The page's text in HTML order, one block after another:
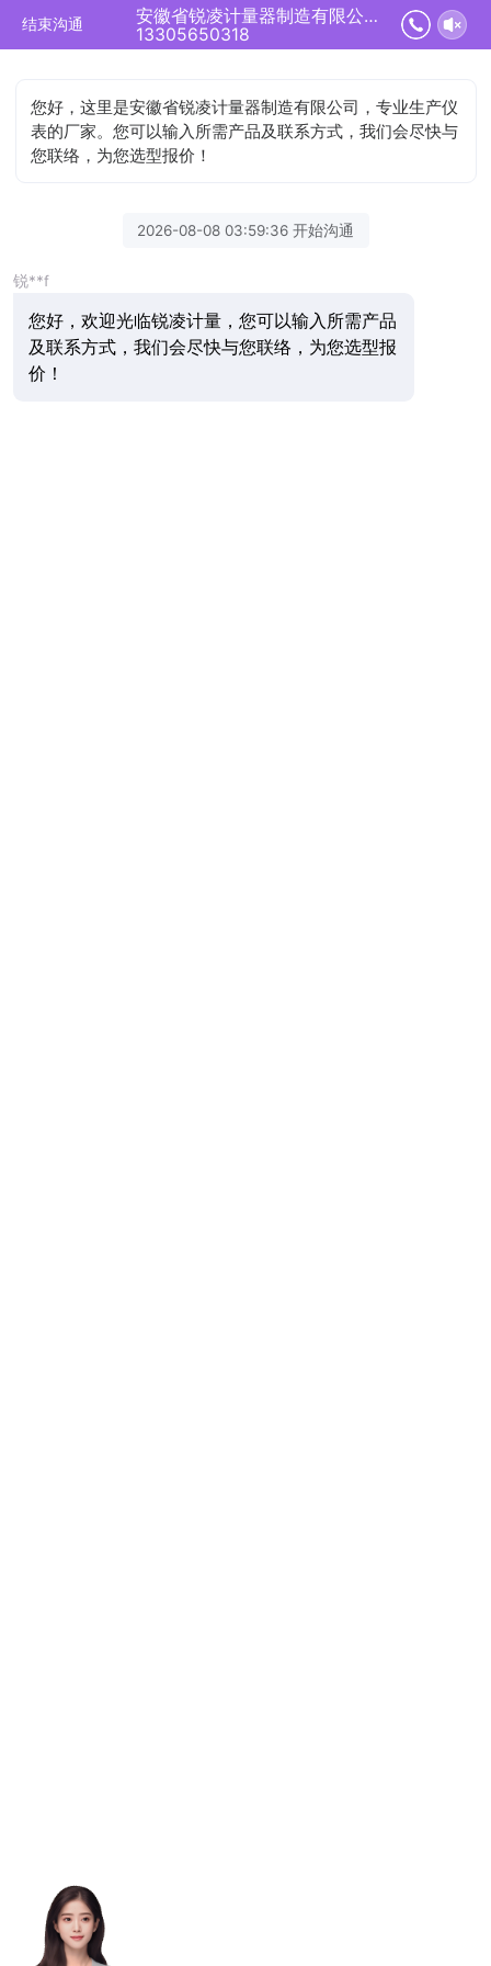
结束沟通
安徽省锐凌计量器制造有限公司正在为您服务
13305650318
您好，这里是安徽省锐凌计量器制造有限公司，专业生产仪
表的厂家。您可以输入所需产品及联系方式，我们会尽快与
您联络，为您选型报价！
2026-08-08 03:59:36 开始沟通
锐**f
您好，欢迎光临锐凌计量，您可以输入所需产品
及联系方式，我们会尽快与您联络，为您选型报
价！